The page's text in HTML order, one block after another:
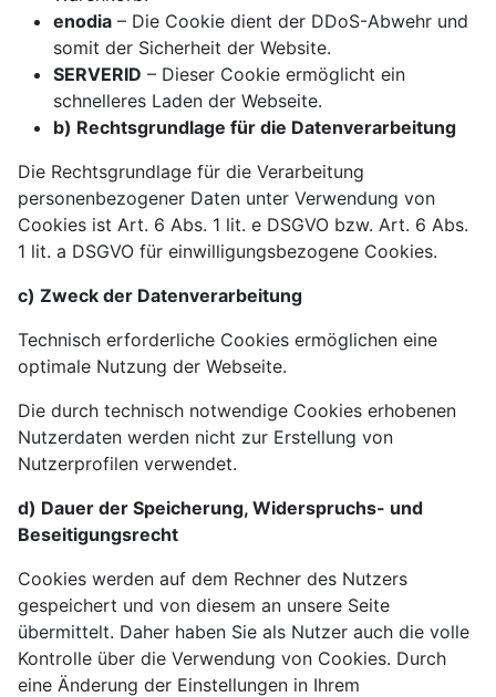
enodia – Die Cookie dient der DDoS-Abwehr und
somit der Sicherheit der Website.
SERVERID – Dieser Cookie ermöglicht ein
schnelleres Laden der Webseite.
b) Rechtsgrundlage für die Datenverarbeitung
Die Rechtsgrundlage für die Verarbeitung
personenbezogener Daten unter Verwendung von
Cookies ist Art. 6 Abs. 1 lit. e DSGVO bzw. Art. 6 Abs.
1 lit. a DSGVO für einwilligungsbezogene Cookies.
c) Zweck der Datenverarbeitung
Technisch erforderliche Cookies ermöglichen eine
optimale Nutzung der Webseite.
Die durch technisch notwendige Cookies erhobenen
Nutzerdaten werden nicht zur Erstellung von
Nutzerprofilen verwendet.
d) Dauer der Speicherung, Widerspruchs- und
Beseitigungsrecht
Cookies werden auf dem Rechner des Nutzers
gespeichert und von diesem an unsere Seite
übermittelt. Daher haben Sie als Nutzer auch die volle
Kontrolle über die Verwendung von Cookies. Durch
eine Änderung der Einstellungen in Ihrem